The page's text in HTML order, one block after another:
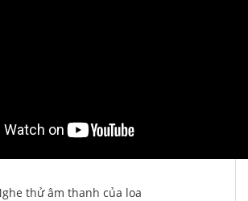
thử âm thanh của loa